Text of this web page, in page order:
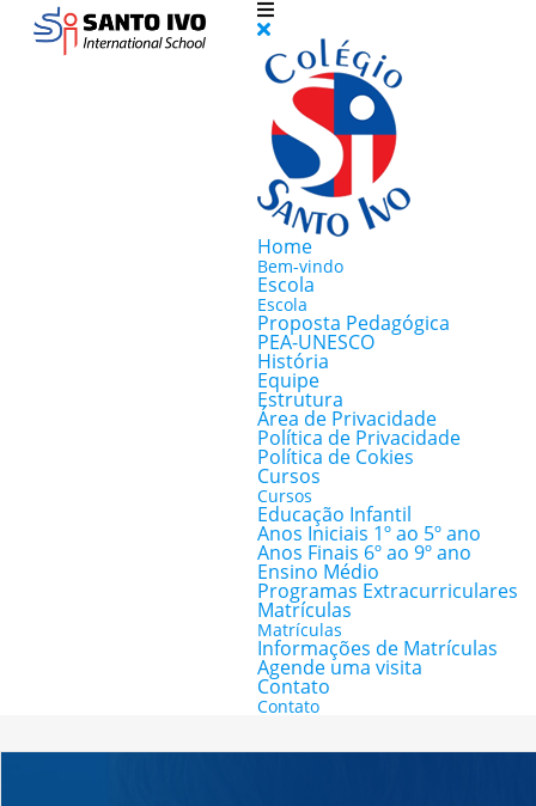
Home
Bem-vindo
Escola
Escola
Proposta Pedagógica
PEA-UNESCO
História
Equipe
Estrutura
Área de Privacidade
Política de Privacidade
Política de Cokies
Cursos
Cursos
Educação Infantil
Anos Iniciais 1º ao 5º ano
Anos Finais 6º ao 9º ano
Ensino Médio
Programas Extracurriculares
Matrículas
Matrículas
Informações de Matrículas
Agende uma visita
Contato
Contato